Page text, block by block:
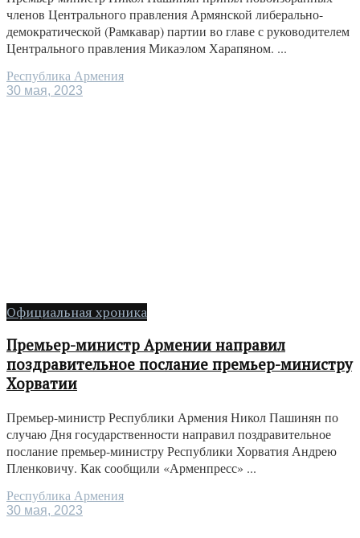
членов Центрального правления Армянской либерально-
демократической (Рамкавар) партии во главе с руководителем
Центрального правления Микаэлом Харапяном. ...
Республика Армения
30 мая, 2023
Официальная хроника
Премьер-министр Армении направил
поздравительное послание премьер-министру
Хорватии
Премьер-министр Республики Армения Никол Пашинян по
случаю Дня государственности направил поздравительное
послание премьер-министру Республики Хорватия Андрею
Пленковичу. Как сообщили «Арменпресс» ...
Республика Армения
30 мая, 2023